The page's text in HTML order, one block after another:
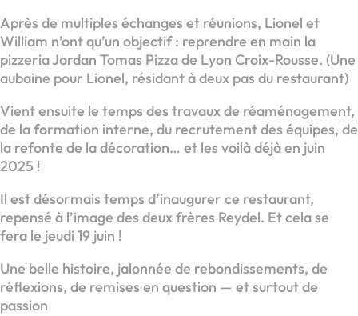
Après de multiples échanges et réunions, Lionel et
William n’ont qu’un objectif : reprendre en main la
pizzeria Jordan Tomas Pizza de Lyon Croix-Rousse. (Une
aubaine pour Lionel, résidant à deux pas du restaurant)
Vient ensuite le temps des travaux de réaménagement,
de la formation interne, du recrutement des équipes, de
la refonte de la décoration… et les voilà déjà en juin
2025 !
Il est désormais temps d’inaugurer ce restaurant,
repensé à l’image des deux frères Reydel. Et cela se
fera le jeudi 19 juin !
Une belle histoire, jalonnée de rebondissements, de
réflexions, de remises en question — et surtout de
passion